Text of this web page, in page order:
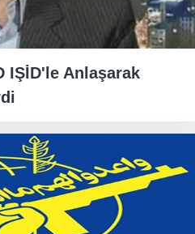
IŞİD'le Anlaşarak